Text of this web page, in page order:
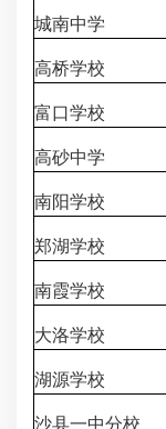
城南中学
高桥学校
富口学校
高砂中学
南阳学校
郑湖学校
南霞学校
大洛学校
湖源学校
沙县一中分校